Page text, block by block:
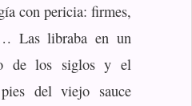
con pericia: firmes,
Las libraba en un
de los siglos y el
del viejo sauce